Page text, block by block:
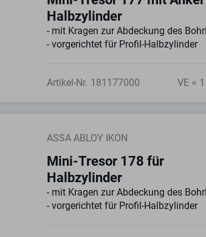
Halbzylinder
- mit Kragen zur Abdeckung des
- vorgerichtet für Profil-Halbzylinder
Artikel-Nr. 181177000 VE =
ASSA ABLOY IKON
Mini-Tresor 178 für
Halbzylinder
- mit Kragen zur Abdeckung des
- vorgerichtet für Profil-Halbzylinder